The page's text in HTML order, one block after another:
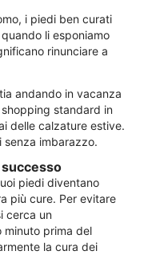
i piedi ben curati
li esponiamo
rinunciare a
andando in vacanza
standard in
delle calzature estive.
senza imbarazzo.
piedi diventano
più cure. Per evitare
cerca un
minuto prima del
la cura dei